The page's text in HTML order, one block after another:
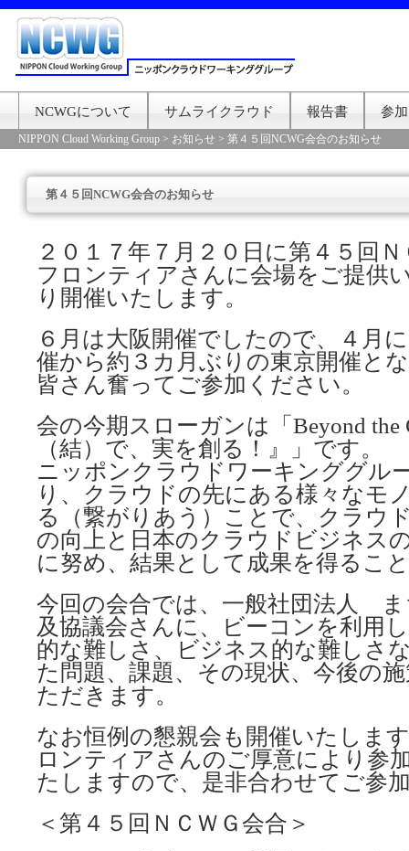
NCWGについて サムライクラウド 報告書 参
NIPPON Cloud Working Group > お知らせ > 第４５回NCWG会合のお知らせ
第４５回NCWG会合のお知らせ
２０１７年７月２０日に第４５回
フロンティアさんに会場をご提供
り開催いたします。
６月は大阪開催でしたので、４月
催から約３カ月ぶりの東京開催と
皆さん奮ってご参加ください。
会の今期スローガンは「Beyond the
（結）で、実を創る！』」です。
ニッポンクラウドワーキンググル
り、クラウドの先にある様々なモ
る（繋がりあう）ことで、クラウ
の向上と日本のクラウドビジネス
に努め、結果として成果を得るこ
今回の会合では、一般社団法人
及協議会さんに、ビーコンを利用
的な難しさ、ビジネス的な難しさ
た問題、課題、その現状、今後の
ただきます。
なお恒例の懇親会も開催いたしま
ロンティアさんのご厚意により参
たしますので、是非合わせてご参
＜第４５回ＮＣＷＧ会合＞